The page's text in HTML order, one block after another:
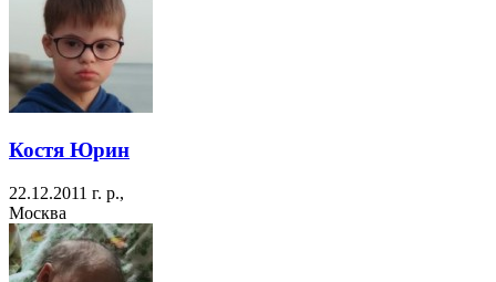
Костя Юрин
22.12.2011 г. р.,
Москва